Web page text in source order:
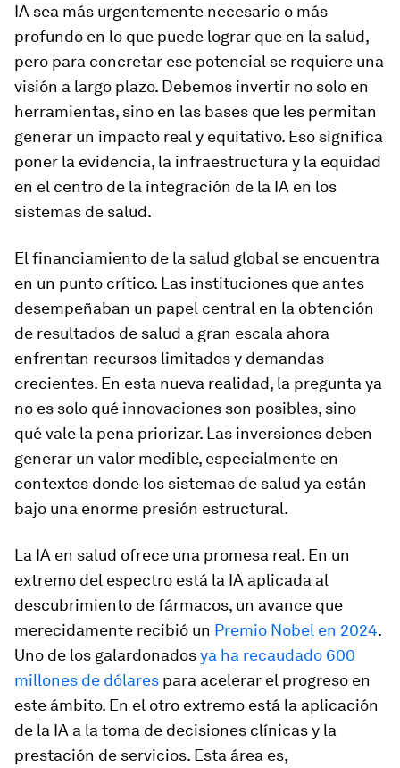
IA sea más urgentemente necesario o más
profundo en lo que puede lograr que en la salud,
pero para concretar ese potencial se requiere una
visión a largo plazo. Debemos invertir no solo en
herramientas, sino en las bases que les permitan
generar un impacto real y equitativo. Eso significa
poner la evidencia, la infraestructura y la equidad
en el centro de la integración de la IA en los
sistemas de salud.
El financiamiento de la salud global se encuentra
en un punto crítico. Las instituciones que antes
desempeñaban un papel central en la obtención
de resultados de salud a gran escala ahora
enfrentan recursos limitados y demandas
crecientes. En esta nueva realidad, la pregunta ya
no es solo qué innovaciones son posibles, sino
qué vale la pena priorizar. Las inversiones deben
generar un valor medible, especialmente en
contextos donde los sistemas de salud ya están
bajo una enorme presión estructural.
La IA en salud ofrece una promesa real. En un
extremo del espectro está la IA aplicada al
descubrimiento de fármacos, un avance que
merecidamente recibió un Premio Nobel en 2024.
Uno de los galardonadosya ha recaudado 600
millones de dólares para acelerar el progreso en
este ámbito. En el otro extremo está la aplicación
de la IA a la toma de decisiones clínicas y la
prestación de servicios. Esta área es,